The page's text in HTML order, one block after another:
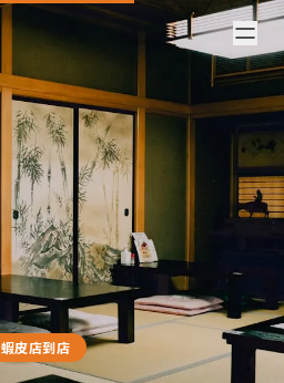
蝦皮店到店